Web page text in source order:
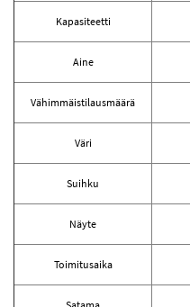
Kapasiteetti
Aine
Vähimmäistilausmäärä
Väri
Suihku
Näyte
Toimitusaika